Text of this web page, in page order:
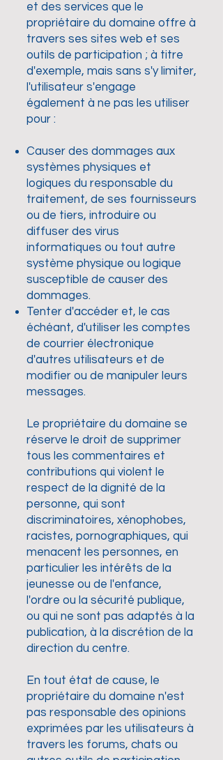
et des services que le
propriétaire du domaine offre à
travers ses sites web et ses
outils de participation ; à titre
d'exemple, mais sans s'y limiter,
l'utilisateur s'engage
également à ne pas les utiliser
pour :
Causer des dommages aux
systèmes physiques et
logiques du responsable du
traitement, de ses fournisseurs
ou de tiers, introduire ou
diffuser des virus
informatiques ou tout autre
système physique ou logique
susceptible de causer des
dommages.
Tenter d'accéder et, le cas
échéant, d'utiliser les comptes
de courrier électronique
d'autres utilisateurs et de
modifier ou de manipuler leurs
messages.
Le propriétaire du domaine se
réserve le droit de supprimer
tous les commentaires et
contributions qui violent le
respect de la dignité de la
personne, qui sont
discriminatoires, xénophobes,
racistes, pornographiques, qui
menacent les personnes, en
particulier les intérêts de la
jeunesse ou de l'enfance,
l'ordre ou la sécurité publique,
ou qui ne sont pas adaptés à la
publication, à la discrétion de la
direction du centre.
En tout état de cause, le
propriétaire du domaine n'est
pas responsable des opinions
exprimées par les utilisateurs à
travers les forums, chats ou